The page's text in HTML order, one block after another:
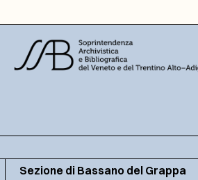
Sezione di Bassano del Grappa